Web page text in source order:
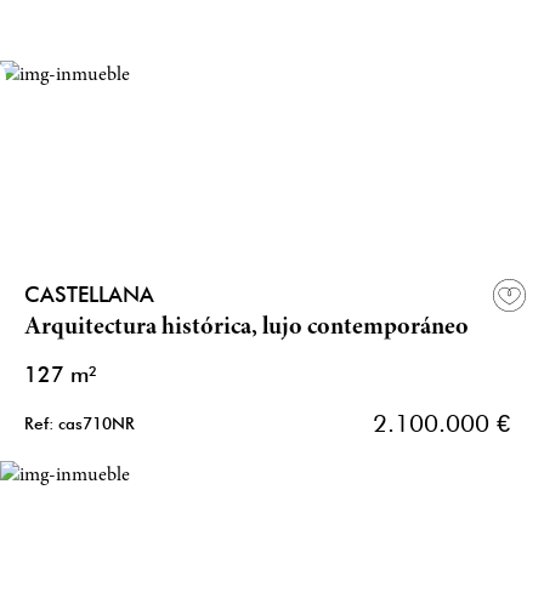
CASTELLANA
Arquitectura histórica, lujo contemporáneo
127 m²
Ref: cas710NR 2.100.000 €